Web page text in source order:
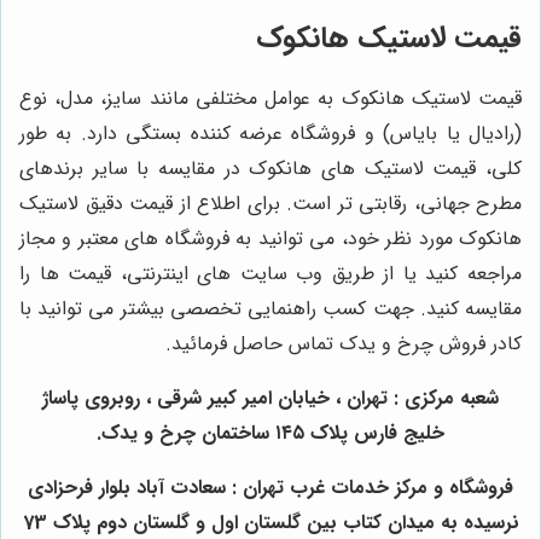
قیمت لاستیک هانکوک
قیمت لاستیک هانکوک به عوامل مختلفی مانند سایز، مدل، نوع
(رادیال یا بایاس) و فروشگاه عرضه کننده بستگی دارد. به طور
کلی، قیمت لاستیک های هانکوک در مقایسه با سایر برندهای
مطرح جهانی، رقابتی تر است. برای اطلاع از قیمت دقیق لاستیک
هانکوک مورد نظر خود، می توانید به فروشگاه های معتبر و مجاز
مراجعه کنید یا از طریق وب سایت های اینترنتی، قیمت ها را
مقایسه کنید. جهت کسب راهنمایی تخصصی بیشتر می توانید با
کادر فروش چرخ و یدک تماس حاصل فرمائید.
شعبه مرکزی : تهران ، خیابان امیر کبیر شرقی ، روبروی پاساژ
خلیج فارس پلاک ۱۴۵ ساختمان چرخ و یدک.
فروشگاه و مرکز خدمات غرب تهران : سعادت آباد بلوار فرحزادی
نرسیده به میدان کتاب بین گلستان اول و گلستان دوم پلاک 73